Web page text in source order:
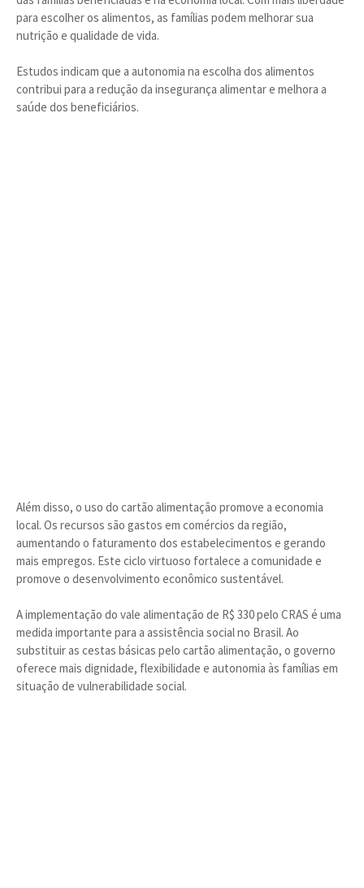
para escolher os alimentos, as famílias podem melhorar sua
nutrição e qualidade de vida.
Estudos indicam que a autonomia na escolha dos alimentos
contribui para a redução da insegurança alimentar e melhora a
saúde dos beneficiários.
Além disso, o uso do cartão alimentação promove a economia
local. Os recursos são gastos em comércios da região,
aumentando o faturamento dos estabelecimentos e gerando
mais empregos. Este ciclo virtuoso fortalece a comunidade e
promove o desenvolvimento econômico sustentável.
A implementação do vale alimentação de R$ 330 pelo CRAS é uma
medida importante para a assistência social no Brasil. Ao
substituir as cestas básicas pelo cartão alimentação, o governo
oferece mais dignidade, flexibilidade e autonomia às famílias em
situação de vulnerabilidade social.